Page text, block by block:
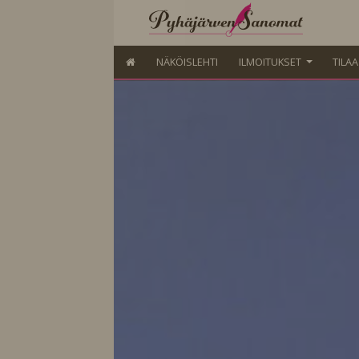
NÄKÖISLEHTI ILMOITUKSET